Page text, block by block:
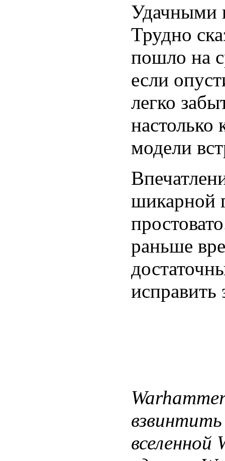
Удачными
Трудно
пошло на
если
легко
настолько
модели
шикарной
раньше
исправить
взвинтить
вселенной